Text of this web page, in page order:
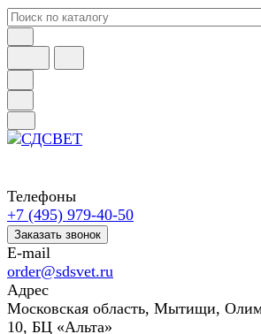
Телефоны
+7 (495) 979-40-50
Заказать звонок
E-mail
order@sdsvet.ru
Адрес
Московская область, Мытищи,
10, БЦ «Альта»